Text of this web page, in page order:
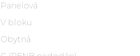
Panelová
V bloku
Obytná